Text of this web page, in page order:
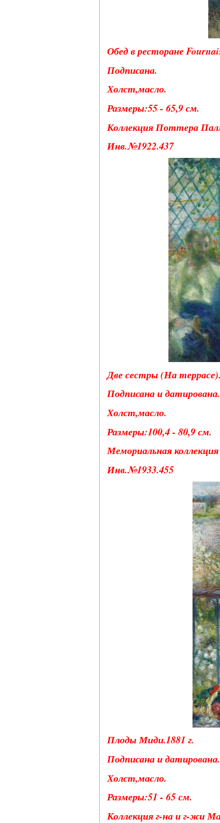
Обед в ресторане
Подписана.
Холст,масло.
Размеры:55 - 65,9 см.
Коллекция Поттера
Инв.№1922.437
Две сестры (На
Подписана и датирована.
Холст,масло.
Размеры:100,4 - 80,9 см.
Мемориальная
Инв.№1933.455
Плоды Миди.1881 г.
Подписана и датирована.
Холст,масло.
Размеры:51 - 65 см.
Коллекция г-на и г-жи